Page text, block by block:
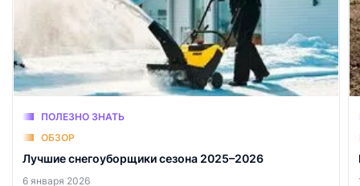
ПОЛЕЗНО ЗНАТЬ
ОБЗОР
Лучшие снегоуборщики сезона 2025–2026
6 января 2026